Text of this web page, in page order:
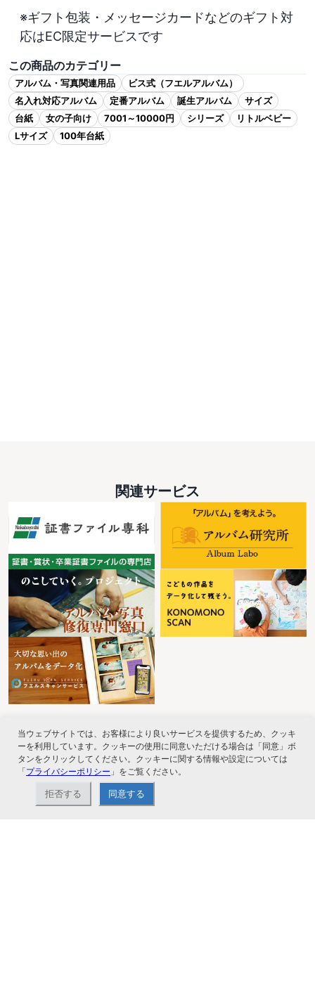
※ギフト包装・メッセージカードなどのギフト対
応はEC限定サービスです
この商品のカテゴリー
アルバム・写真関連用品
ビス式（フエルアルバム）
名入れ対応アルバム
定番アルバム 誕生アルバム
サイズ
台紙
女の子向け 7001～10000円 シリーズ
リトルベビー
Lサイズ
100年台紙
関連サービス
ナカバヤシ株式会社直営のオンラインショップ。アルバム、フォトフレーム、証
当ウェブサイトでは、お客様により良いサービスを提供するため、クッキ
ーを利用しています。クッキーの使用に同意いただける場合は「同意」ボ
タンをクリックしてください。クッキーに関する情報や設定については
「プライバシーポリシー 」をご覧ください。
拒否する 同意する